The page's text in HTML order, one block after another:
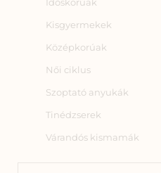
Kisgyermekek
Középkorúak
Női ciklus
Szoptató anyukák
Tinédzserek
Várandós kismamák